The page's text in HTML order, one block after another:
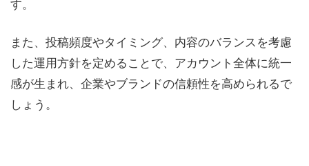
また、投稿頻度やタイミング、内容のバランスを考慮
した運用方針を定めることで、アカウント全体に統一
感が生まれ、企業やブランドの信頼性を高められるで
しょう。